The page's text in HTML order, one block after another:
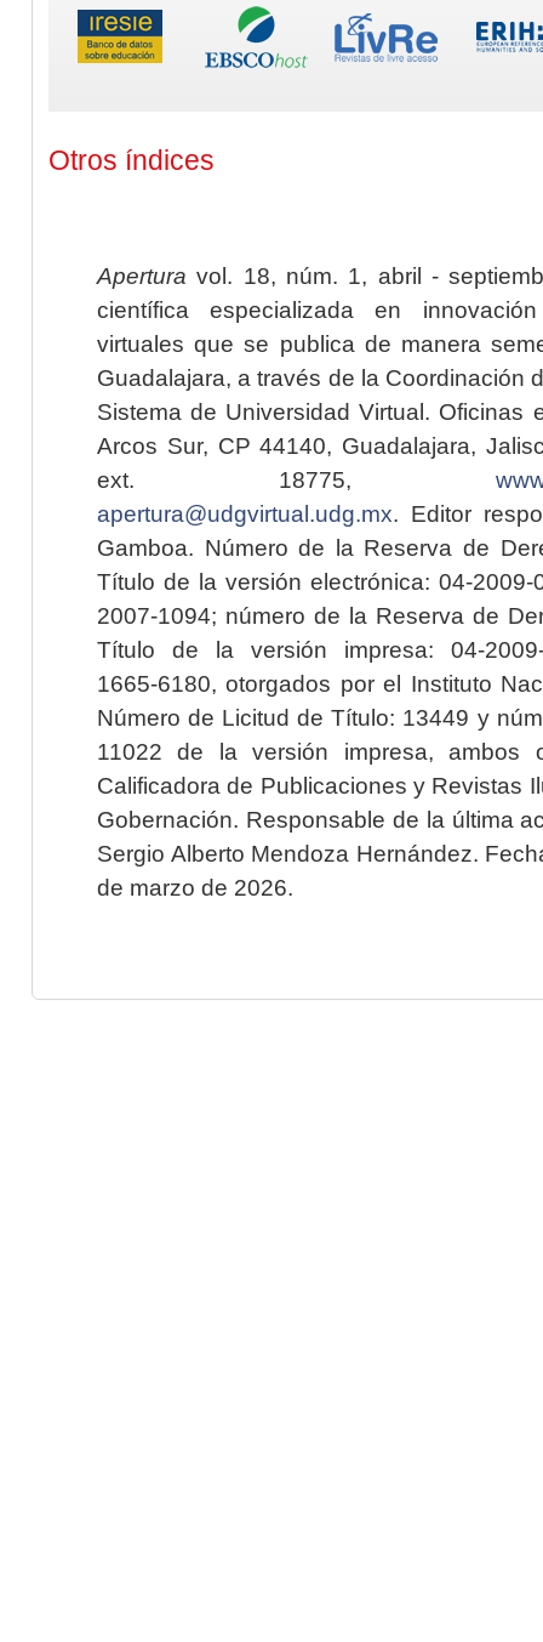
Otros índices
Apertura vol. 18, núm. 1, abril -
científica especializada en
virtuales que se publica de manera
Guadalajara, a través de la Coordinación
Sistema de Universidad Virtual. Oficinas
Arcos Sur, CP 44140, Guadalajara,
ext. 18775,
apertura@udgvirtual.udg.mx. Editor
Gamboa. Número de la Reserva de
Título de la versión electrónica: 04-2009-
2007-1094; número de la Reserva de
Título de la versión impresa: 04-2009-
1665-6180, otorgados por el Instituto
Número de Licitud de Título: 13449 y
11022 de la versión impresa, ambos
Calificadora de Publicaciones y Revistas
Gobernación. Responsable de la última
Sergio Alberto Mendoza Hernández.
de marzo de 2026.